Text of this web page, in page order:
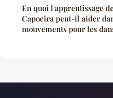
En quoi l'apprentissage
Capoeira peut-il aider
mouvements pour les